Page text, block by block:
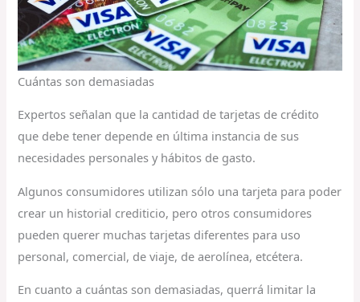
Cuántas son demasiadas
Expertos señalan que la cantidad de tarjetas de crédito
que debe tener depende en última instancia de sus
necesidades personales y hábitos de gasto.
Algunos consumidores utilizan sólo una tarjeta para poder
crear un historial crediticio, pero otros consumidores
pueden querer muchas tarjetas diferentes para uso
personal, comercial, de viaje, de aerolínea, etcétera.
En cuanto a cuántas son demasiadas, querrá limitar la